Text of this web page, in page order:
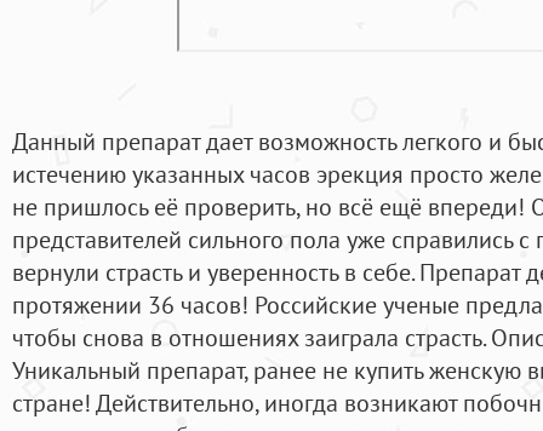
Данный препарат дает возможность легкого и
истечению указанных часов эрекция просто
не пришлось её проверить, но всё ещё впереди!
представителей сильного пола уже справились
вернули страсть и уверенность в себе. Препарат
протяжении 36 часов! Российские ученые
чтобы снова в отношениях заиграла страсть.
Уникальный препарат, ранее не купить женскую
стране! Действительно, иногда возникают